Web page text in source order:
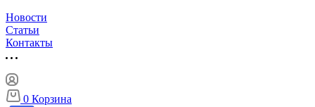
Новости
Статьи
Контакты
0 Корзина